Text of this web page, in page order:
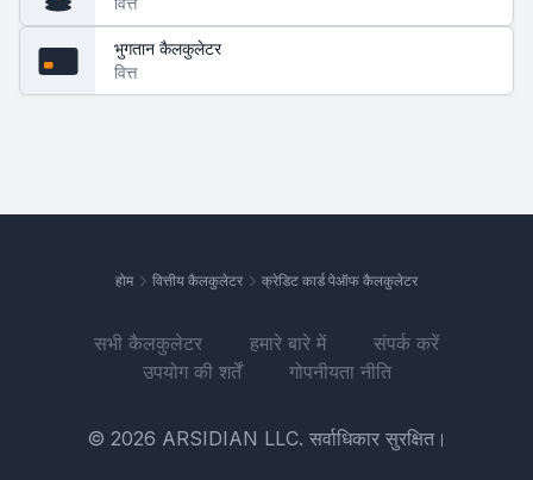
भुगतान कैलकुलेटर
वित्त
होम वित्तीय कैलकुलेटर क्रेडिट कार्ड पेऑफ कैलकुलेटर
सभी कैलकुलेटर हमारे बारे में
संपर्क करें
उपयोग की शर्तें
गोपनीयता नीति
© 2026 ARSIDIAN LLC. सर्वाधिकार सुरक्षित।